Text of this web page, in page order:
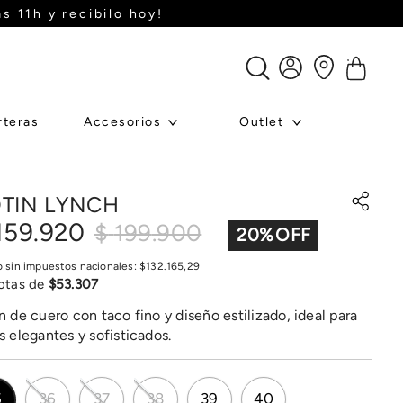
11h y recibilo hoy!
Accesorios Outlet
LYNCH
.920 $199.900 20%
sin impuestos nacionales: $132 165,29
de $53.307
de cuero con taco fino y diseño estilizado, ideal para
elegantes y sofisticados.
36 37 38 39 40